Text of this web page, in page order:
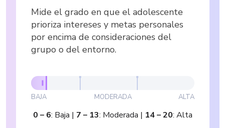
Mide el grado en que el adolescente
prioriza intereses y metas personales
por encima de consideraciones del
grupo o del entorno.
BAJA MODERADA ALTA
0 – 6: Baja | 7 – 13: Moderada | 14–20: Alta